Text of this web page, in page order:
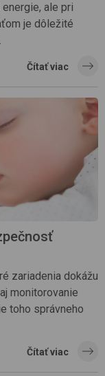
ale pri
je dôležité
Čítať viac
zariadenia dokážu
monitorovanie
toho správneho
Čítať viac